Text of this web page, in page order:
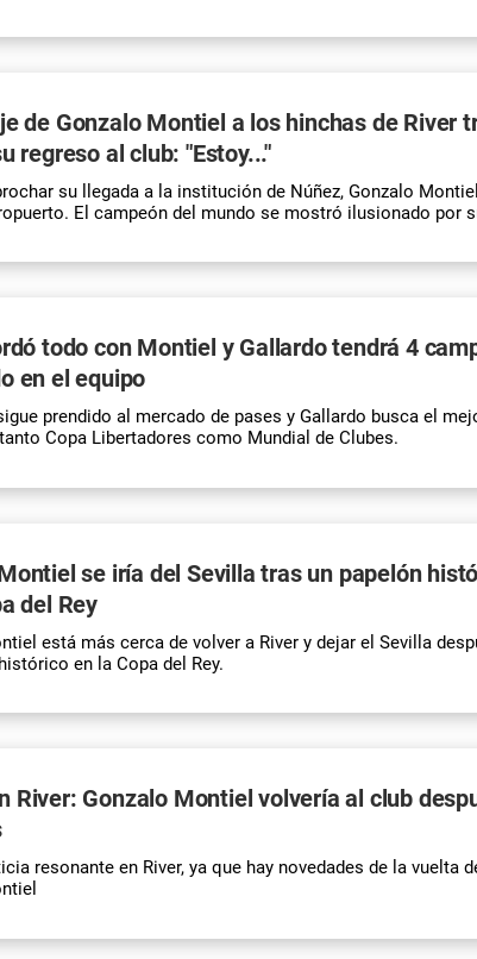
de Gonzalo Montiel a los hinchas de River
regreso al club: "Estoy..."
su llegada a la institución de Núñez, Gonzalo
El campeón del mundo se mostró ilusionado por
todo con Montiel y Gallardo tendrá 4
en el equipo
prendido al mercado de pases y Gallardo busca el
Copa Libertadores como Mundial de Clubes.
se iría del Sevilla tras un papelón
del Rey
está más cerca de volver a River y dejar el Sevilla
en la Copa del Rey.
River: Gonzalo Montiel volvería al club
resonante en River, ya que hay novedades de la vuelta